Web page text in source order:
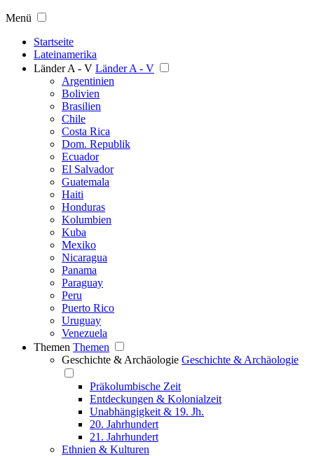
Menü
Startseite
Lateinamerika
Länder A - V Länder A - V
Argentinien
Bolivien
Brasilien
Chile
Costa Rica
Dom. Republik
Ecuador
El Salvador
Guatemala
Haiti
Honduras
Kolumbien
Kuba
Mexiko
Nicaragua
Panama
Paraguay
Peru
Puerto Rico
Uruguay
Venezuela
Themen Themen
Geschichte & Archäologie Geschichte & Archäologie
Präkolumbische Zeit
Entdeckungen & Kolonialzeit
Unabhängigkeit & 19. Jh.
20. Jahrhundert
21. Jahrhundert
Ethnien & Kulturen